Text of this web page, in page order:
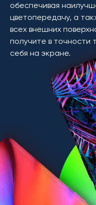
обеспечивая
цветопередачу, а
всех внешних
получите в точности
себя на экране.